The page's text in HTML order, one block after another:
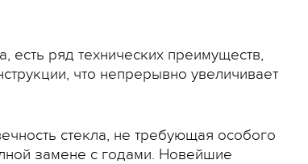
ряд технических преимуществ,
что непрерывно увеличивает
стекла, не требующая особого
замене с годами. Новейшие